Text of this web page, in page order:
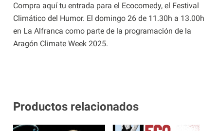
Compra aquí tu entrada para el Ecocomedy, el Festival
Climático del Humor. El domingo 26 de 11.30h a 13.00h
en La Alfranca como parte de la programación de la
Aragón Climate Week 2025.
Productos relacionados